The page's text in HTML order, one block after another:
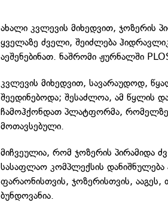
ახალი კვლევის მიხედვით, ჯოზერის
ყველაზე ძველი, შეიძლება
აეშენებინათ. ნაშრომი ჟურნალში
კვლევის მიხედვით, სავარაუდოდ,
შეედინებოდა; შესაძლოა, ამ წყლის
ჩამოჰქონდათ პლატფორმა,
მოთავსებული.
მიჩვეულია, რომ ჯოზერის პირამიდა
სასაფლაო კომპლექსის დანიშნულება
ფარაონისთვის, ჯოზერისთვის, ააგეს,
ბუნდოვანია.